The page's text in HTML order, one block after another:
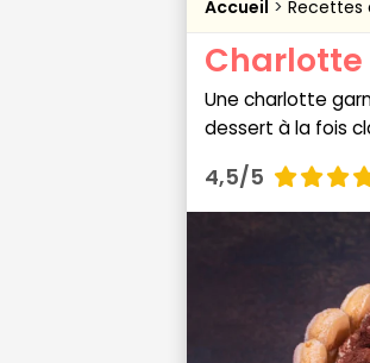
Accueil Recettes
Une charlotte
dessert à la fois
4,5/5